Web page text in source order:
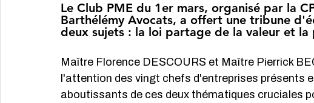
Le Club PME du 1er mars, organisé par la
Barthélémy Avocats, a offert une tribune
deux sujets : la loi partage de la valeur et
Maître Florence DESCOURS et Maître Pierrick
l'attention des vingt chefs d'entreprises présents
aboutissants de ces deux thématiques cruciales